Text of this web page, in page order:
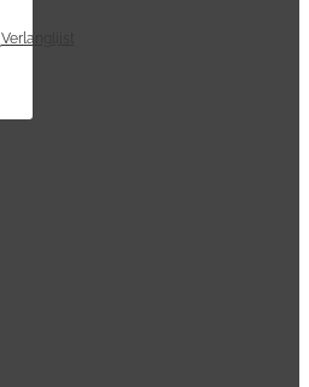
Verlanglijst